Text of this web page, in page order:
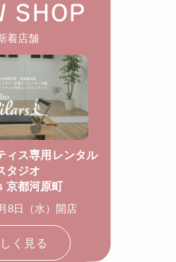
SHOP
着店舗
ィス専用レンタル
タジオ
京都河原町
8日（水）開店
く見る